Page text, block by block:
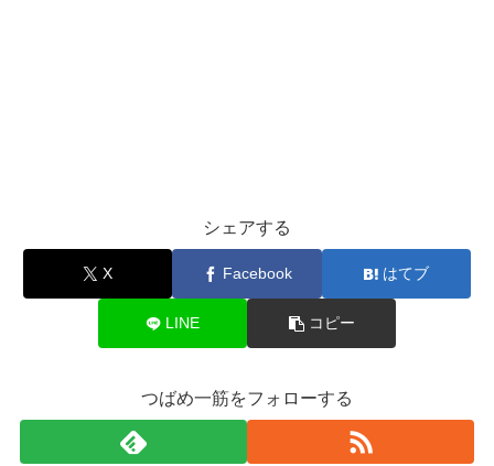
シェアする
X Facebook はてブ
LINE コピー
つばめ一筋をフォローする